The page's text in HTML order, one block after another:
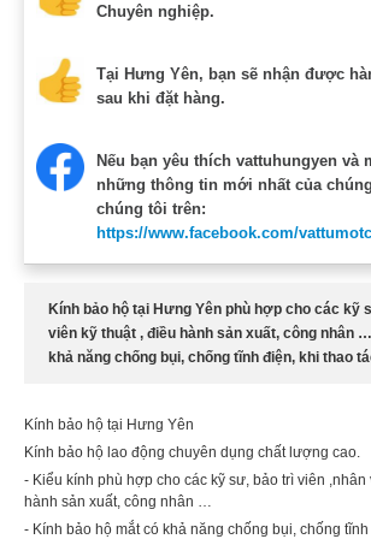
Chuyên nghiệp.
Tại Hưng Yên, bạn sẽ nhận được
sau khi đặt hàng.
Nếu bạn yêu thích vattuhungyen và
những thông tin mới nhất của
chúng tôi trên:
https://www.facebook.com/
Kính bảo hộ tại Hưng Yên phù hợp cho các kỹ
viên kỹ thuật , điều hành sản xuất, công nhân
khả năng chống bụi, chống tĩnh điện, khi thao
Kính bảo hộ tại Hưng Yên
Kính bảo hộ lao động chuyên dụng chất lượng cao.
- Kiểu kính phù hợp cho các kỹ sư, bảo trì viên ,nhân
hành sản xuất, công nhân …
- Kính bảo hộ mắt có khả năng chống bụi, chống tĩnh